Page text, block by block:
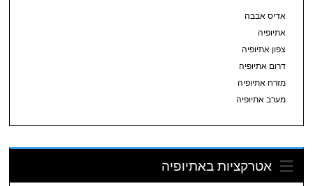
אדיס אבבה
אתיופיה
צפון אתיופיה
דרום אתיופיה
מזרח אתיופיה
מערב אתיופיה
אטרקציות באתיופיה